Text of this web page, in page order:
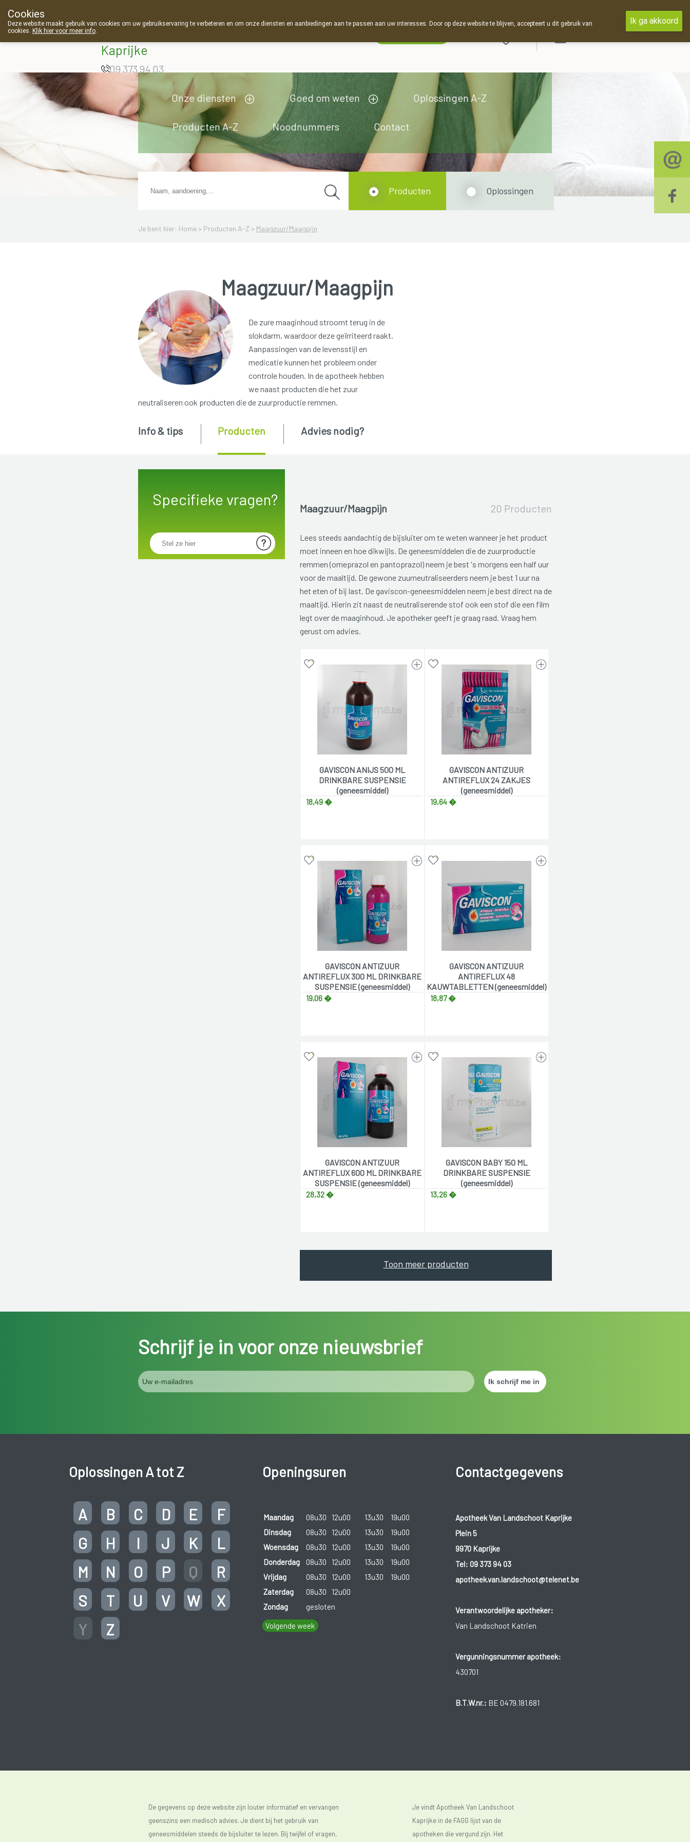
Apotheek Van
Kaprijke
09 373 94 03
Onze diensten Goed om weten Oplossingen A-Z
Producten A-Z Noodnummers Contact
Je bent hier: Home > Producten A-Z > Maagzuur/Maagpijn
Producten Oplossingen
Maagzuur/Maagpijn
De zure maaginhoud stroomt terug in de
slokdarm, waardoor deze geïrriteerd raakt.
Aanpassingen van de levensstijl en
medicatie kunnen het probleem onder
controle houden. In de apotheek hebben
we naast producten die het zuur
neutraliseren ook producten die de zuurproductie remmen.
Specifieke vragen?
Info & tips Producten Advies nodig?
Maagzuur/Maagpijn 20 Producten
Lees steeds aandachtig de bijsluiter om te weten wanneer je het product
moet inneen en hoe dikwijls. De geneesmiddelen die de zuurproductie
remmen (omeprazol en pantoprazol) neem je best 's morgens een half uur
voor de maaltijd. De gewone zuurneutraliseerders neem je best 1 uur na
het eten of bij last. De gaviscon-geneesmiddelen neem je best direct na de
maaltijd. Hierin zit naast de neutraliserende stof ook een stof die een film
legt over de maaginhoud. Je apotheker geeft je graag raad. Vraag hem
gerust om advies.
GAVISCON ANIJS 500 ML
DRINKBARE SUSPENSIE
(geneesmiddel)
18,49 �
GAVISCON ANTIZUUR
ANTIREFLUX 24 ZAKJES
(geneesmiddel)
19,64 �
GAVISCON ANTIZUUR
ANTIREFLUX 300 ML DRINKBARE
SUSPENSIE (geneesmiddel)
19,06 �
GAVISCON ANTIZUUR
ANTIREFLUX 48
KAUWTABLETTEN (geneesmiddel)
18,87 �
GAVISCON ANTIZUUR
ANTIREFLUX 600 ML DRINKBARE
SUSPENSIE (geneesmiddel)
28,32 �
GAVISCON BABY 150 ML
DRINKBARE SUSPENSIE
(geneesmiddel)
13,26 �
Toon meer producten
Schrijf je in voor onze nieuwsbrief
Oplossingen A tot Z
A B C D E
F
G
H I J K
L
M
N O P Q
R
S
T U V W
X
Y
Z
Openingsuren
Maandag 08u30 12u00 13u30
19u00
Dinsdag
08u30 12u00 13u30
19u00
Woensdag
08u30 12u00 13u30
19u00
Donderdag
08u30 12u00 13u30
19u00
Vrijdag
08u30 12u00 13u30
19u00
Zaterdag
08u30
12u00
Zondag
gesloten
Volgende week
Contactgegevens
Apotheek Van Landschoot Kaprijke
Plein 5
9970 Kaprijke
Tel: 09 373 94 03
apotheek.van.landschoot@telenet.be
Verantwoordelijke apotheker:
Van Landschoot Katrien
Vergunningsnummer apotheek:
430701
B.T.W.nr.: BE 0479.181.681
De gegevens op deze website zijn louter informatief en vervangen
geenszins een medisch advies. Je dient bij het gebruik van
geneesmiddelen steeds de bijsluiter te lezen. Bij twijfel of vragen,
Je vindt Apotheek Van Landschoot
Kaprijke in de FAGG lijst van de
apotheken die vergund zijn. Het
Cookies
Deze website maakt gebruik van cookies om uw gebruikservaring te verbeteren en om onze diensten en aanbiedingen aan te passen aan uw interesses. Door op deze website te blijven, accepteert u dit gebruik van
cookies. Klik hier voor meer info.
Ik ga akkoord